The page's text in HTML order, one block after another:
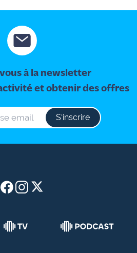
à la newsletter
et obtenir des offres
S‘inscrire